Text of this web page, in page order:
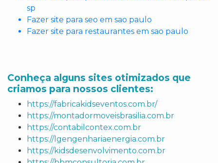
sp
Fazer site para seo em sao paulo
Fazer site para restaurantes em sao paulo
Conheça alguns sites otimizados que
criamos para nossos clientes:
https://fabricakidseventos.com.br/
https://montadormoveisbrasilia.com.br
https://contabilcontex.com.br
https://lgengenhariaenergia.com.br
https://kidsdesenvolvimento.com.br